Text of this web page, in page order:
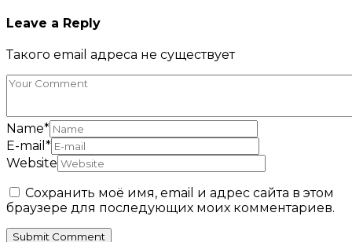
Leave a Reply
Такого email адреса не существует
Name*
E-mail *
Website
Сохранить моё имя, email и адрес сайта в этом
браузере для последующих моих комментариев.